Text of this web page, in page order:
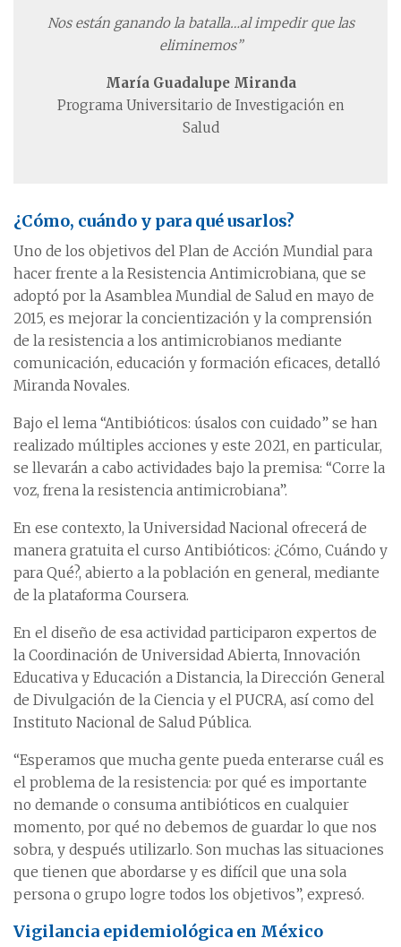
Nos están ganandola batalla…al impedir que las
eliminemos”
María Guadalupe Miranda
Programa Universitario de Investigación en
Salud
¿Cómo, cuándo y para qué usarlos?
Uno de los objetivos del Plan de Acción Mundial para
hacer frente a la Resistencia Antimicrobiana, que se
adoptó por la Asamblea Mundial de Salud en mayo de
2015, es mejorar la concientización y la comprensión
de la resistencia a los antimicrobianos mediante
comunicación, educación y formación eficaces, detalló
Miranda Novales.
Bajo el lema “Antibióticos: úsalos con cuidado” se han
realizado múltiples acciones y este 2021, en particular,
se llevarán a cabo actividades bajo la premisa: “Corre la
voz, frena la resistencia antimicrobiana”.
En ese contexto, la Universidad Nacional ofrecerá de
manera gratuita el curso Antibióticos: ¿Cómo, Cuándo y
para Qué?, abierto a la población en general, mediante
de la plataforma Coursera.
En el diseño de esa actividad participaron expertos de
la Coordinación de Universidad Abierta, Innovación
Educativa y Educación a Distancia, la Dirección General
de Divulgación de la Ciencia y el PUCRA, así como del
Instituto Nacional de Salud Pública.
“Esperamos que mucha gente pueda enterarse cuál es
el problema de la resistencia: por qué es importante
no demande o consuma antibióticos en cualquier
momento, por qué no debemos de guardar lo que nos
sobra, y después utilizarlo. Son muchas las situaciones
que tienen que abordarse y es difícil que una sola
persona o grupo logre todos los objetivos”, expresó.
Vigilancia epidemiológica en México